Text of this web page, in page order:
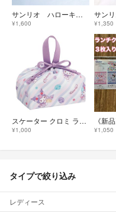
サンリオ ハローキティ お弁当袋 コップ袋 ランチョンマット
¥1,600 ¥1,350
スケーター クロミ ランチ巾着
¥1,000 ¥1,050
タイプで絞り込み
レディース